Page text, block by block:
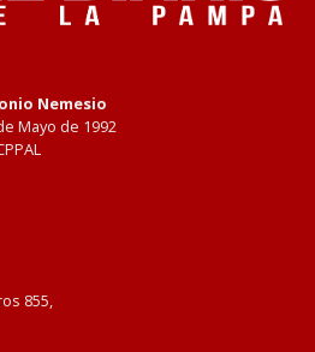
Nemesio
Mayo de 1992
855,